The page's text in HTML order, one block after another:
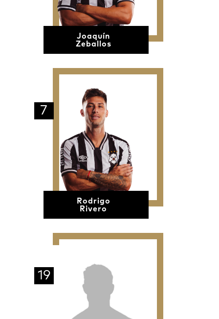
Joaquín
Zeballos
7
Rodrigo
Rivero
19